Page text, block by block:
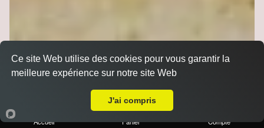
Accueil Panier Compte
Ce site Web utilise des cookies pour vous garantir la
meilleure expérience sur notre site Web
J'ai compris